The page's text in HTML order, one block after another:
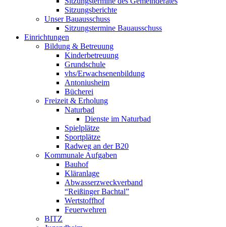
Sitzungsberichte
Unser Bauausschuss
Sitzungstermine Bauausschuss
Einrichtungen
Bildung & Betreuung
Kinderbetreuung
Grundschule
vhs/Erwachsenenbildung
Antoniusheim
Bücherei
Freizeit & Erholung
Naturbad
Dienste im Naturbad
Spielplätze
Sportplätze
Radweg an der B20
Kommunale Aufgaben
Bauhof
Kläranlage
Abwasserzweckverband
“Reißinger Bachtal”
Wertstoffhof
Feuerwehren
BITZ